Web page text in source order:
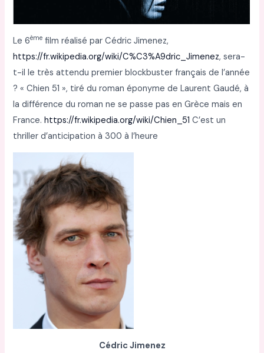
Le 6ème film réalisé par Cédric Jimenez,
https://fr.wikipedia.org/wiki/C%C3%A9dric_Jimenez, sera-
t-il le très attendu premier blockbuster français de l’année
? « Chien 51 », tiré du roman éponyme de Laurent Gaudé, à
la différence du roman ne se passe pas en Grèce mais en
France.https://fr.wikipedia.org/wiki/Chien_51C’est un
thriller d’anticipation à 300 à l’heure
Cédric Jimenez